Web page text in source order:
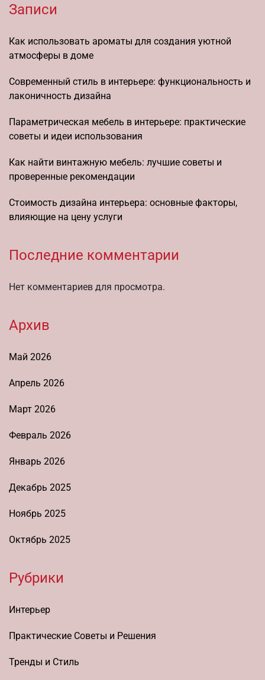
Записи
Как использовать ароматы для создания уютной
атмосферы в доме
Современный стиль в интерьере: функциональность и
лаконичность дизайна
Параметрическая мебель в интерьере: практические
советы и идеи использования
Как найти винтажную мебель: лучшие советы и
проверенные рекомендации
Стоимость дизайна интерьера: основные факторы,
влияющие на цену услуги
Последние комментарии
Нет комментариев для просмотра.
Архив
Май 2026
Апрель 2026
Март 2026
Февраль 2026
Январь 2026
Декабрь 2025
Ноябрь 2025
Октябрь 2025
Рубрики
Интерьер
Практические Советы и Решения
Тренды и Стиль